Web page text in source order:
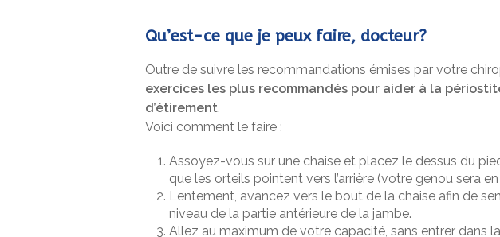
Qu’est-ce que je peux faire, docteur?
Outre de suivre les recommandations émises par votre
exercices les plus recommandés pour aider à la
d’étirement.
Voici comment le faire :
Assoyez-vous sur une chaise et placez le dessus du
que les orteils pointent vers l’arrière (votre genou sera
Lentement, avancez vers le bout de la chaise afin de
niveau de la partie antérieure de la jambe.
Allez au maximum de votre capacité, sans entrer dans